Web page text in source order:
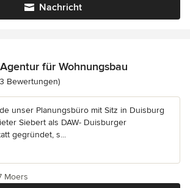
Nachricht
für Wohnungsbau
5 von 5 Sternen
Bewertungen)
unser Planungsbüro mit Sitz in Duisburg
Siebert als DAW- Duisburger
gegründet, s...
Moers